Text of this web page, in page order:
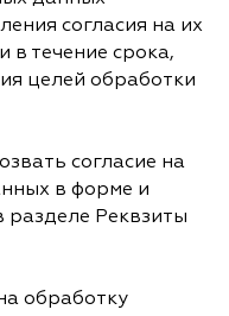
согласия на их
в течение срока,
целей обработки
согласие на
в форме и
разделе Реквзиты
обработку